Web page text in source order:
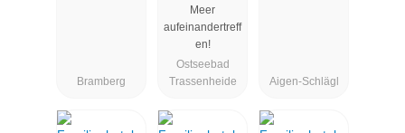
Bramberg
Meer
aufeinandertreff
en!
Ostseebad
Trassenheide
Aigen-Schlägl